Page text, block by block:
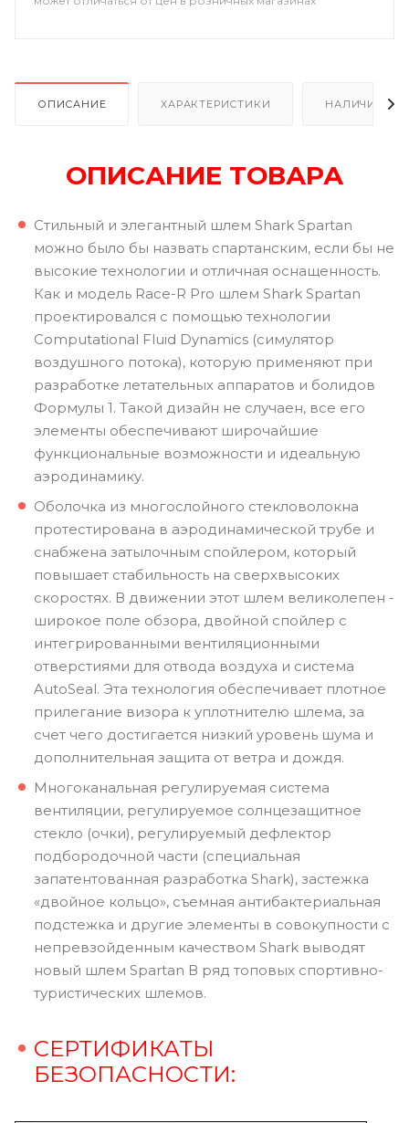
ОПИСАНИЕ ХАРАКТЕРИСТИКИ НАЛИЧИЕ В
ОПИСАНИЕ ТОВАРА
Стильный и элегантный шлем Shark Spartan
можно было бы назвать спартанским, если бы не
высокие технологии и отличная оснащенность.
Как и модель Race-R Pro шлем Shark Spartan
проектировался с помощью технологии
Computational Fluid Dynamics (симулятор
воздушного потока), которую применяют при
разработке летательных аппаратов и болидов
Формулы 1. Такой дизайн не случаен, все его
элементы обеспечивают широчайшие
функциональные возможности и идеальную
аэродинамику.
Оболочка из многослойного стекловолокна
протестирована в аэродинамической трубе и
снабжена затылочным спойлером, который
повышает стабильность на сверхвысоких
скоростях. В движении этот шлем великолепен -
широкое поле обзора, двойной спойлер с
интегрированными вентиляционными
отверстиями для отвода воздуха и система
AutoSeal. Эта технология обеспечивает плотное
прилегание визора к уплотнителю шлема, за
счет чего достигается низкий уровень шума и
дополнительная защита от ветра и дождя.
Многоканальная регулируемая система
вентиляции, регулируемое солнцезащитное
стекло (очки), регулируемый дефлектор
подбородочной части (специальная
запатентованная разработка Shark), застежка
«двойное кольцо», съемная антибактериальная
подстежка и другие элементы в совокупности с
непревзойденным качеством Shark выводят
новый шлем Spartan В ряд топовых спортивно-
туристических шлемов.
СЕРТИФИКАТЫ
БЕЗОПАСНОСТИ: